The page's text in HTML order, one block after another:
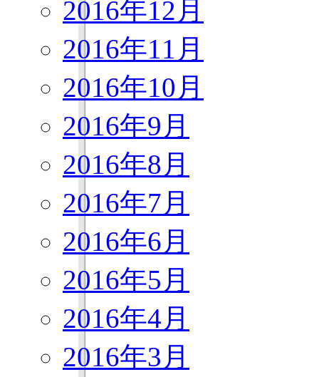
2016年12月
2016年11月
2016年10月
2016年9月
2016年8月
2016年7月
2016年6月
2016年5月
2016年4月
2016年3月